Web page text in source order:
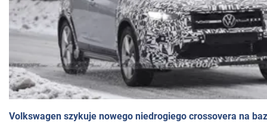
Volkswagen szykuje nowego niedrogiego crossovera na